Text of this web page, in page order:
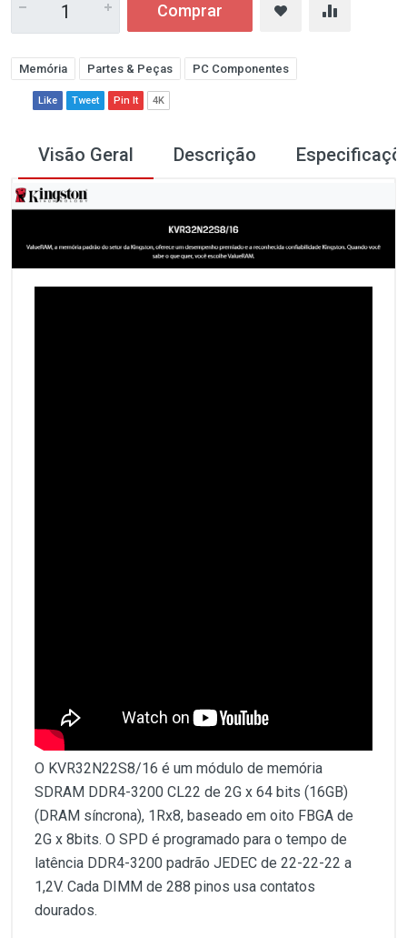
Comprar
Memória Partes & Peças PC Componentes
Like Tweet Pin It 4K
Visão Geral Descrição
O KVR32N22S8/16 é um módulo de memória
SDRAM DDR4-3200 CL22 de 2G x 64 bits (16GB)
(DRAM síncrona), 1Rx8, baseado em oito FBGA de
2G x 8bits. O SPD é programado para o tempo de
latência DDR4-3200 padrão JEDEC de 22-22-22 a
1,2V. Cada DIMM de 288 pinos usa contatos
dourados.